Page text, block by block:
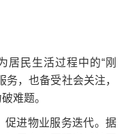
民生活过程中的“刚
务，也备受社会关注，
难题。
进物业服务迭代。据